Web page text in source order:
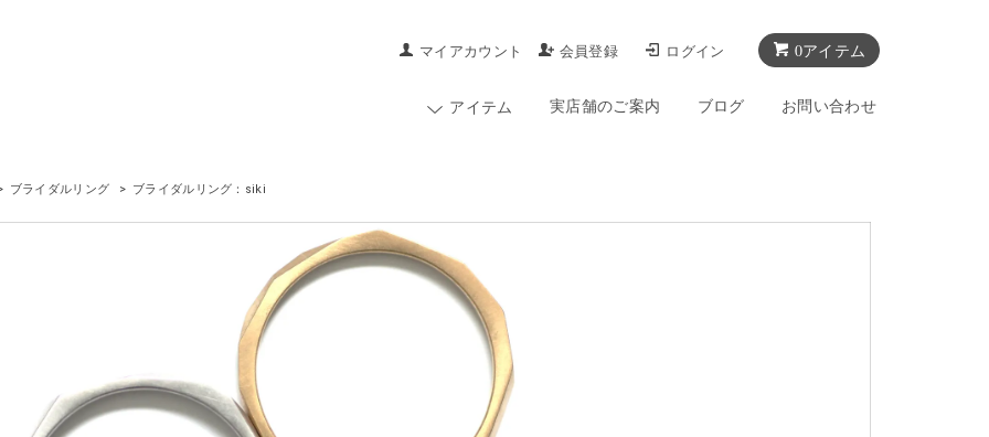
0アイテム
マイアカウント 会員登録 ログイン
アイテム 実店舗のご案内 ブログ お問い合わせ
ブライダルリング > ブライダルリング：siki